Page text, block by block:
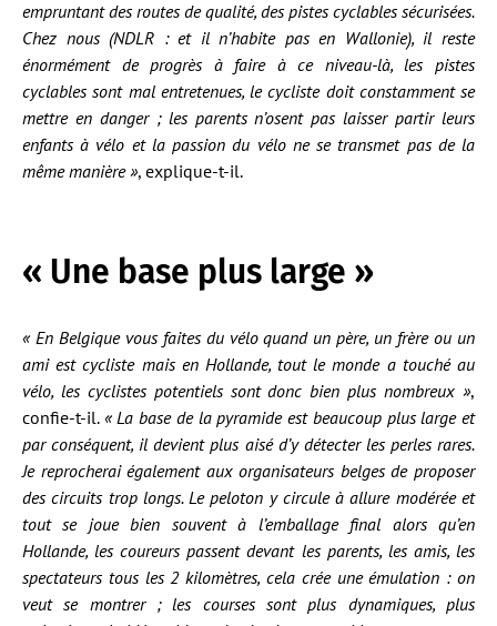
empruntant des routes de qualité, des pistes cyclables sécurisées.
Chez nous (NDLR : et il n’habite pas en Wallonie), il reste
énormément de progrès à faire à ce niveau-là, les pistes
cyclables sont mal entretenues, le cycliste doit constamment se
mettre en danger ; les parents n’osent pas laisser partir leurs
enfants à vélo et la passion du vélo ne se transmet pas de la
même manière », explique-t-il.
« Une base plus large »
« En Belgique vous faites du vélo quand un père, un frère ou un
ami est cycliste mais en Hollande, tout le monde a touché au
vélo, les cyclistes potentiels sont donc bien plus nombreux »,
confie-t-il. « La base de la pyramide est beaucoup plus large et
par conséquent, il devient plus aisé d’y détecter les perles rares.
Je reprocherai également aux organisateurs belges de proposer
des circuits trop longs. Le peloton y circule à allure modérée et
tout se joue bien souvent à l’emballage final alors qu’en
Hollande, les coureurs passent devant les parents, les amis, les
spectateurs tous les 2 kilomètres, cela crée une émulation : on
veut se montrer ; les courses sont plus dynamiques, plus